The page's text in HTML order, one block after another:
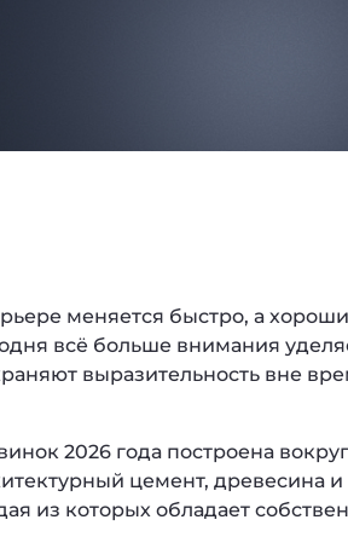
меняется быстро, а
всё больше внимания
выразительность вне
2026 года построена
цемент, древесина
из которых обладает